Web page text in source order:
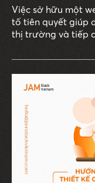
Việc sở hữu một
tố tiên quyết giúp
thị trường và tiếp
đang không
nghiệm độc đáo